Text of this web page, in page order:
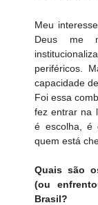
Meu
Deus me
periféricos.
capacidade
Foi essa
fez entrar na
é escolha, é
quem está
Quais são
(ou
Brasil?